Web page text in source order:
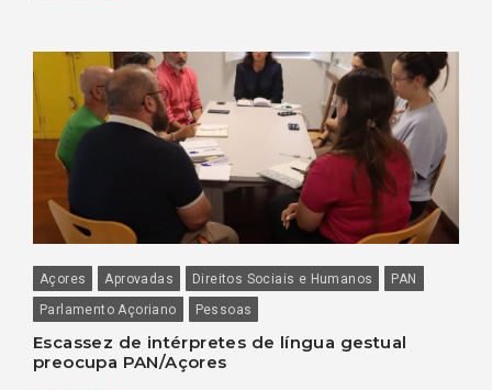
Açores Aprovadas Direitos Sociais e Humanos
PAN
Parlamento Açoriano
Pessoas
Escassez de intérpretes de língua gestual
preocupa PAN/Açores